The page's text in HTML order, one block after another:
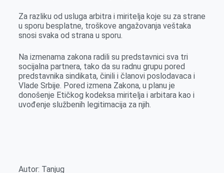
Za razliku od usluga arbitra i miritelja koje su za strane
u sporu besplatne, troškove angažovanja veštaka
snosi svaka od strana u sporu.
Na izmenama zakona radili su predstavnici sva tri
socijalna partnera, tako da su radnu grupu pored
predstavnika sindikata, činili i članovi poslodavaca i
Vlade Srbije. Pored izmena Zakona, u planu je
donošenje Etičkog kodeksa miritelja i arbitara kao i
uvođenje službenih legitimacija za njih.
Autor: Tanjug